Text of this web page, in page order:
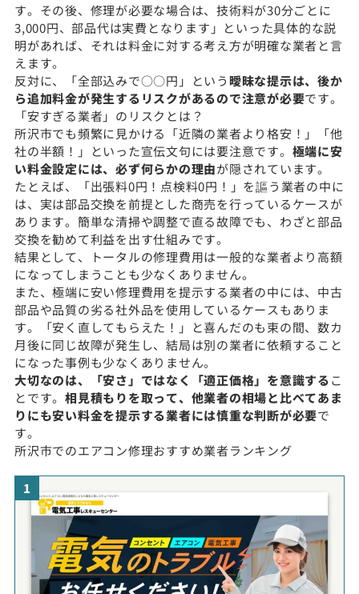
す。その後、修理が必要な場合は、技術料が30分ごとに
3,000円、部品代は実費となります」といった具体的な説
明があれば、それは料金に対する考え方が明確な業者と言
えます。
反対に、「全部込みで○○円」という 曖昧な提示は、後か
ら追加料金が発生するリスクがあるので注意が必要です。
「安すぎる業者」のリスクとは？
所沢市でも頻繁に見かける「近隣の業者より格安！」「他
社の半額！」といった宣伝文句には要注意です。 極端に安
い料金設定には、必ず何らかの理由が隠されています。
たとえば、「出張料0円！点検料0円！」を謳う業者の中に
は、実は部品交換を前提とした商売を行っているケースが
あります。簡単な清掃や調整で直る故障でも、わざと部品
交換を勧めて利益を出す仕組みです。
結果として、トータルの修理費用は一般的な業者より高額
になってしまうことも少なくありません。
また、極端に安い修理費用を提示する業者の中には、中古
部品や品質の劣る社外品を使用しているケースもありま
す。「安く直してもらえた！」と喜んだのも束の間、数カ
月後に同じ故障が発生し、結局は別の業者に依頼すること
になった事例も少なくありません。
大切なのは、「安さ」ではなく「適正価格」を意識するこ
とです。 相見積もりを取って、他業者の相場と比べてあま
りにも安い料金を提示する業者には慎重な判断が必要で
す。
所沢市でのエアコン修理おすすめ業者ランキング
1